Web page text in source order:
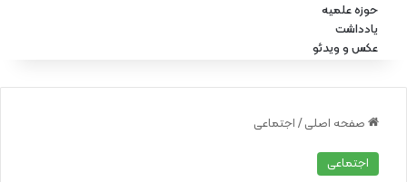
حوزه علمیه
یادداشت
عکس و ویدئو
صفحه اصلی / اجتماعی
اجتماعی